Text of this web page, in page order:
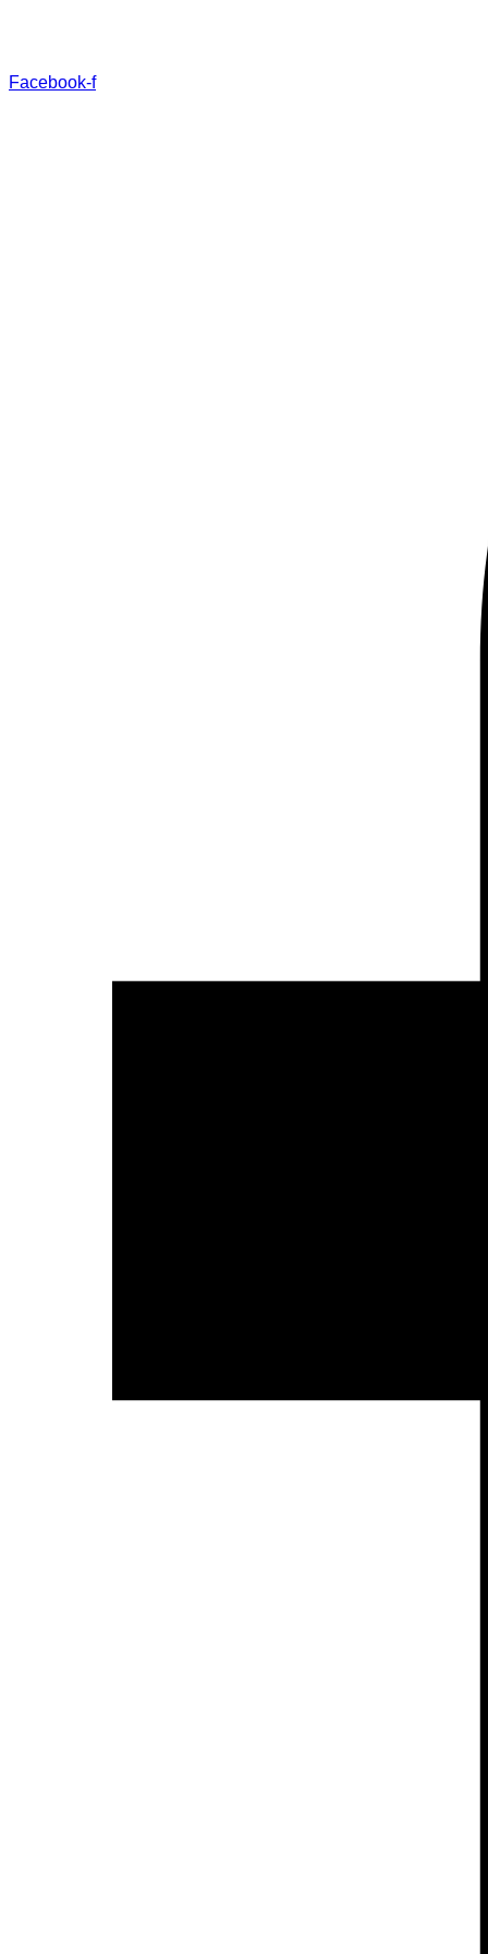
Facebook-f